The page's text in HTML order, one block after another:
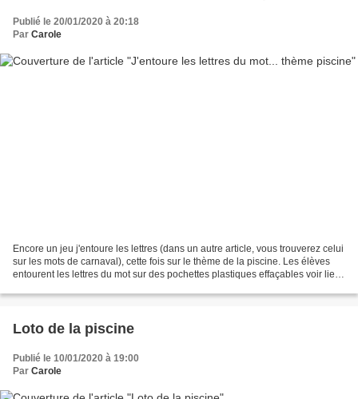
Publié le 20/01/2020 à 20:18
Par Carole
Encore un jeu j'entoure les lettres (dans un autre article, vous trouverez celui
sur les mots de carnaval), cette fois sur le thème de la piscine. Les élèves
entourent les lettres du mot sur des pochettes plastiques effaçables voir lien
Loto de la piscine
Publié le 10/01/2020 à 19:00
Par Carole